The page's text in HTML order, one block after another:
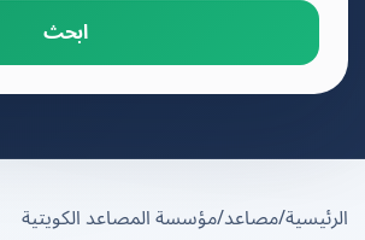
ابحث
/مصاعد/مؤسسة المصاعد الكويتية